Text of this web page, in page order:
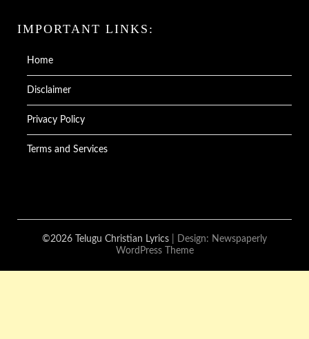
IMPORTANT LINKS:
Home
Disclaimer
Privacy Policy
Terms and Services
©2026 Telugu Christian Lyrics | Design: Newspaperly
WordPress Theme